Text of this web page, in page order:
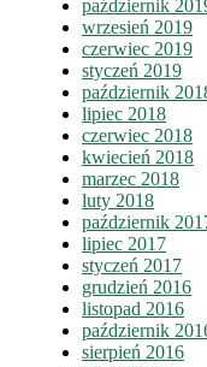
październik
wrzesień 2019
czerwiec 2019
styczeń 2019
październik
lipiec 2018
czerwiec 2018
kwiecień 2018
marzec 2018
luty 2018
październik
lipiec 2017
styczeń 2017
grudzień 2016
listopad 2016
październik
sierpień 2016